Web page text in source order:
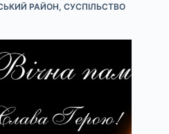
РАЙОН, СУСПІЛЬСТВО